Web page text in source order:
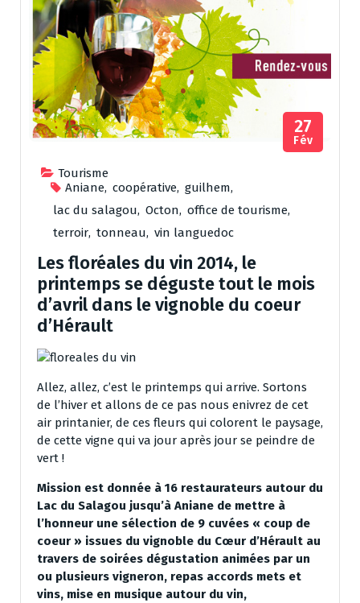
Tourisme
Aniane, coopérative, guilhem,
lac du salagou, Octon, office de tourisme,
terroir, tonneau, vin languedoc
27
Fév
Les floréales du vin 2014, le
printemps se déguste tout le mois
d’avril dans le vignoble du coeur
d’Hérault
Allez, allez, c’est le printemps qui arrive. Sortons
de l’hiver et allons de ce pas nous enivrez de cet
air printanier, de ces fleurs qui colorent le paysage,
de cette vigne qui va jour après jour se peindre de
vert !
Mission est donnée à 16 restaurateurs autour du
Lac du Salagou jusqu’à Aniane de mettre à
l’honneur une sélection de 9 cuvées « coup de
coeur » issues du vignoble du Cœur d’Hérault au
travers de soirées dégustation animées par un
ou plusieurs vigneron, repas accords mets et
vins, mise en musique autour du vin,